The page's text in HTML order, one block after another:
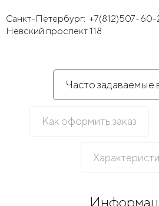
Санкт-Петербург: +7(812)507-60-
Невский проспект 118
Часто задаваемые
Как оформить заказ